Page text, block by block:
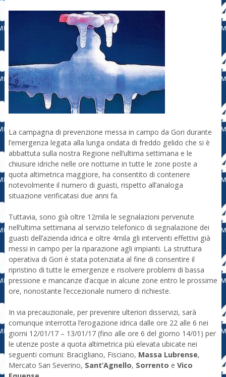
La campagna di prevenzione messa in campo da Gori durante
l’emergenza legata alla lunga ondata di freddo gelido che si è
abbattuta sulla nostra Regione nell’ultima settimana e le
chiusure idriche nelle ore notturne in tutte le zone poste a
quota altimetrica maggiore, ha consentito di contenere
notevolmente il numero di guasti, rispetto all’analoga
situazione verificatasi due anni fa.
Tuttavia, sono già oltre 12mila le segnalazioni pervenute
nell’ultima settimana al servizio telefonico di segnalazione dei
guasti dell’azienda idrica e oltre 4mila gli interventi effettivi già
messi in campo per la riparazione agli impianti. La struttura
operativa di Gori è stata potenziata al fine di consentire il
ripristino di tutte le emergenze e risolvere problemi di bassa
pressione e mancanze d’acque in alcune zone entro le prossime
ore, nonostante l’eccezionale numero di richieste.
In via precauzionale, per prevenire ulteriori disservizi, sarà
comunque interrotta l’erogazione idrica dalle ore 22 alle 6 nei
giorni 12/01/17 – 13/01/17 (fino alle ore 6 del giorno 14/01) per
le utenze poste a quota altimetrica più elevata ubicate nei
seguenti comuni: Bracigliano, Fisciano, Massa Lubrense,
Mercato San Severino, Sant’Agnello, Sorrento e Vico